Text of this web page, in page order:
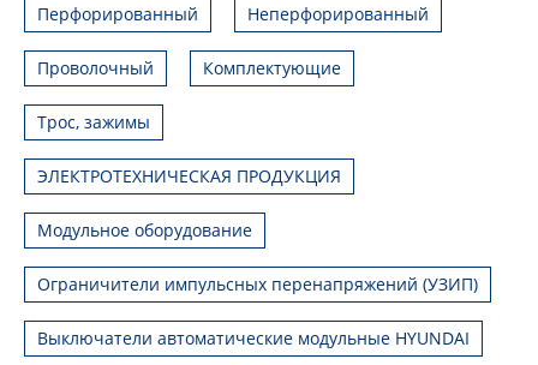
Перфорированный Неперфорированный
Проволочный Комплектующие
Трос, зажимы
ЭЛЕКТРОТЕХНИЧЕСКАЯ ПРОДУКЦИЯ
Модульное оборудование
Ограничители импульсных перенапряжений (УЗИП)
Выключатели автоматические модульные HYUNDAI